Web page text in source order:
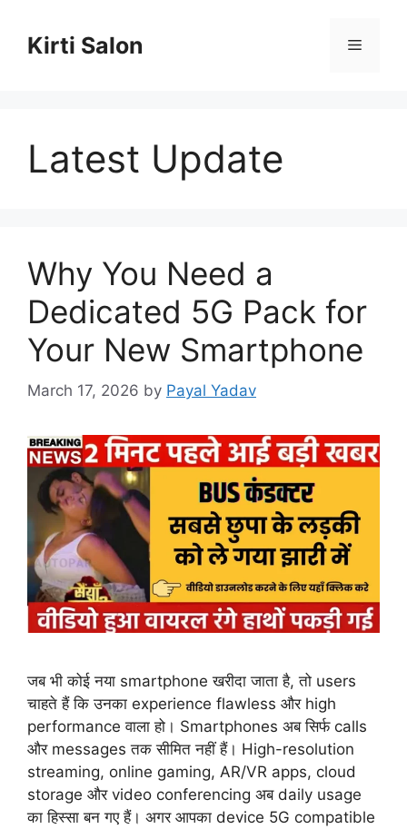
contentKirti Salon Menu
Latest Update
Why You Need a
Dedicated 5G Pack for
Your New Smartphone
March 17, 2026 by Payal Yadav
जब भी कोई नया smartphone खरीदा जाता है, तो users
चाहते हैं कि उनका experience flawless और high
performance वाला हो। Smartphones अब सिर्फ calls
और messages तक सीमित नहीं हैं। High-resolution
streaming, online gaming, AR/VR apps, cloud
storage और video conferencing अब daily usage
का हिस्सा बन गए हैं। अगर आपका device 5G compatible